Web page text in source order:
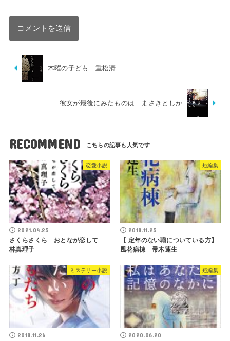
木曜の子ども 重松清
彼女が最後にみたものは まさきとしか
RECOMMEND
恋愛小説
2021.04.25
さくらさくら おとなが恋して
林真理子
短編集
2018.11.25
【 定年のない職についている方】
風花病棟 帚木蓬生
ミステリー小説
2018.11.26
短編集
2020.06.20